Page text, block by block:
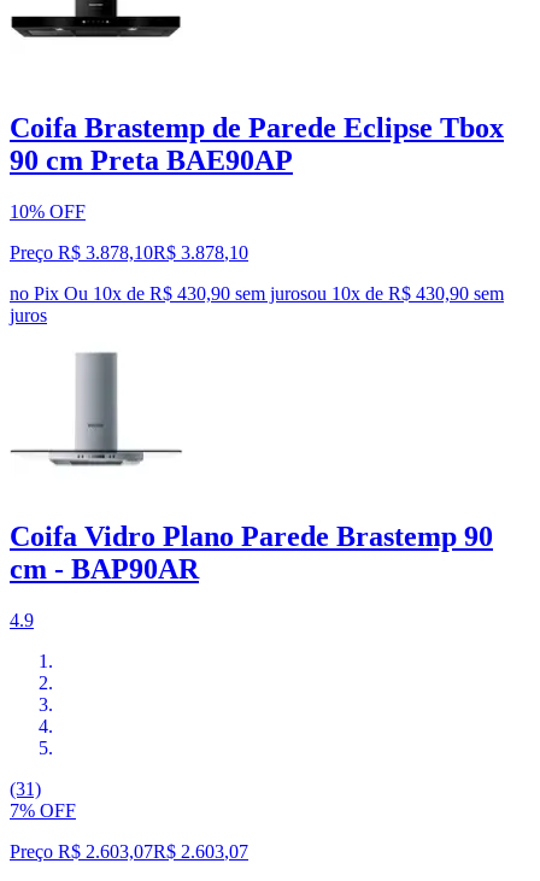
Coifa Brastemp de Parede Eclipse Tbox
90 cm Preta BAE90AP
10% OFF
Preço R$ 3.878,10R$ 3.878,10
no Pix Ou 10x de R$ 430,90 sem jurosou 10x de R$ 430,90 sem
juros
Coifa Vidro Plano Parede Brastemp 90
cm - BAP90AR
4.9
(31)
7% OFF
Preço R$ 2.603,07R$ 2.603,07